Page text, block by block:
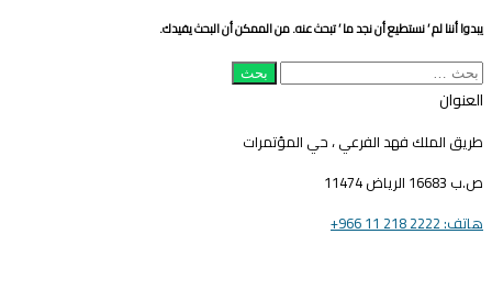
أننا لم ’ نستطيع أن نجد ما ’ تبحث عنه. من الممكن أن البحث يفيدك.
الملك فهد الفرعي ، حي المؤتمرات
الرياض 11474
2222 218 11 966+